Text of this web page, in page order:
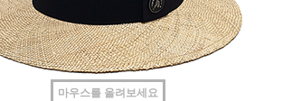
마우스를 올려보세요